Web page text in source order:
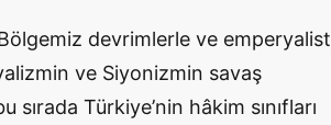
devrimlerle ve emperyalist
ve Siyonizmin savaş
sırada Türkiye’nin hâkim sınıfları